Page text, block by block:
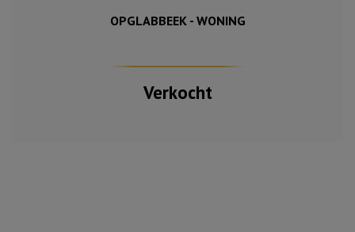
177 m² 140 m²
OPGLABBEEK - WONING
Verkocht